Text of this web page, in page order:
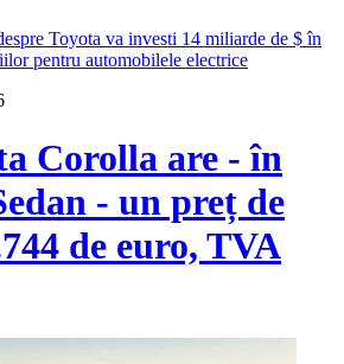
Toyota va investi 14 miliarde de $ în
pentru automobilele electrice
Corolla are - în
- un preț de
de euro, TVA